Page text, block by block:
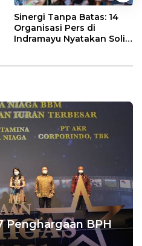
Sinergi Tanpa Batas: 14
Organisasi Pers di
Indramayu Nyatakan Solid
Penghargaan BPH